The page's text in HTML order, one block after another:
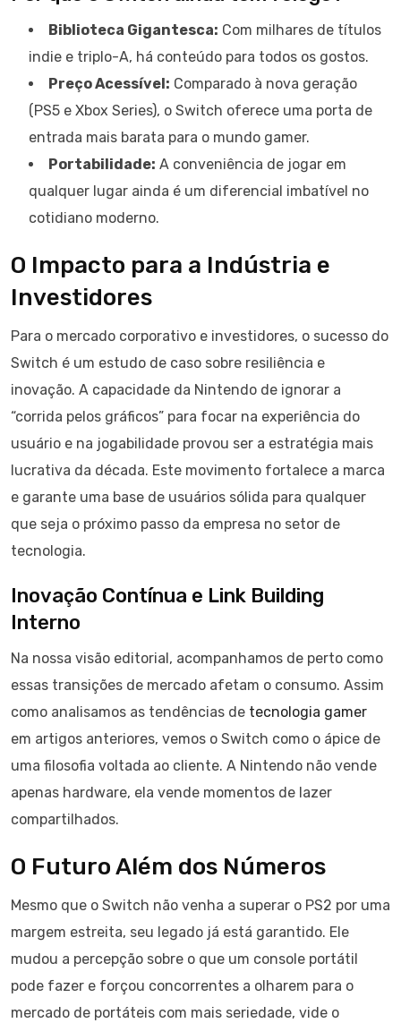
Biblioteca Gigantesca: Com milhares de títulos
indie e triplo-A, há conteúdo para todos os gostos.
Preço Acessível: Comparado à nova geração
(PS5 e Xbox Series), o Switch oferece uma porta de
entrada mais barata para o mundo gamer.
Portabilidade: A conveniência de jogar em
qualquer lugar ainda é um diferencial imbatível no
cotidiano moderno.
O Impacto para a Indústria e
Investidores
Para o mercado corporativo e investidores, o sucesso do
Switch é um estudo de caso sobre resiliência e
inovação. A capacidade da Nintendo de ignorar a
“corrida pelos gráficos” para focar na experiência do
usuário e na jogabilidade provou ser a estratégia mais
lucrativa da década. Este movimento fortalece a marca
e garante uma base de usuários sólida para qualquer
que seja o próximo passo da empresa no setor de
tecnologia.
Inovação Contínua e Link Building
Interno
Na nossa visão editorial, acompanhamos de perto como
essas transições de mercado afetam o consumo. Assim
como analisamos as tendências de tecnologia gamer
em artigos anteriores, vemos o Switch como o ápice de
uma filosofia voltada ao cliente. A Nintendo não vende
apenas hardware, ela vende momentos de lazer
compartilhados.
O Futuro Além dos Números
Mesmo que o Switch não venha a superar o PS2 por uma
margem estreita, seu legado já está garantido. Ele
mudou a percepção sobre o que um console portátil
pode fazer e forçou concorrentes a olharem para o
mercado de portáteis com mais seriedade, vide o